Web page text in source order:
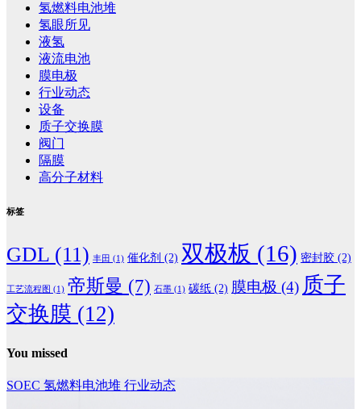
氢燃料电池堆
氢眼所见
液氢
液流电池
膜电极
行业动态
设备
质子交换膜
阀门
隔膜
高分子材料
标签
GDL (11) 丰田 (1) 催化剂 (2) 双极板 (16) 密封胶 (2)
工艺流程图 (1) 帝斯曼 (7) 石墨 (1) 碳纸 (2) 膜电极 (4) 质子
交换膜 (12)
You missed
SOEC 氢燃料电池堆 行业动态